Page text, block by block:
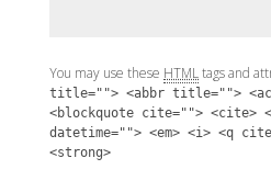
You may use these HTMLtags and
title=""> <abbr title="">
<blockquote cite=""> <cite>
datetime=""> <em> <i> <q
<strong>